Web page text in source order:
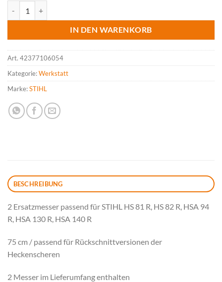
IN DEN WARENKORB
Art. 42377106054
Kategorie:Werkstatt
Marke:STIHL
BESCHREIBUNG
2 Ersatzmesser passend für STIHL HS 81 R, HS 82 R, HSA 94
R, HSA 130 R, HSA 140 R
75 cm / passend für Rückschnittversionen der
Heckenscheren
2 Messer im Lieferumfang enthalten